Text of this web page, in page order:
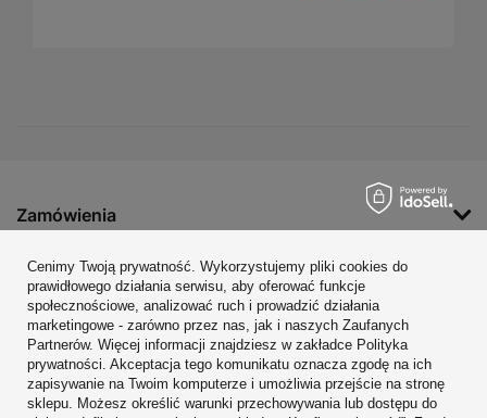
Zamówienia
Regulaminy
Zobacz również
W sklepie prezentujemy ceny brutto (z VAT).
Cenimy Twoją prywatność. Wykorzystujemy pliki cookies do
prawidłowego działania serwisu, aby oferować funkcje
społecznościowe, analizować ruch i prowadzić działania
marketingowe - zarówno przez nas, jak i naszych Zaufanych
Partnerów. Więcej informacji znajdziesz w zakładce Polityka
prywatności. Akceptacja tego komunikatu oznacza zgodę na ich
zapisywanie na Twoim komputerze i umożliwia przejście na stronę
sklepu. Możesz określić warunki przechowywania lub dostępu do